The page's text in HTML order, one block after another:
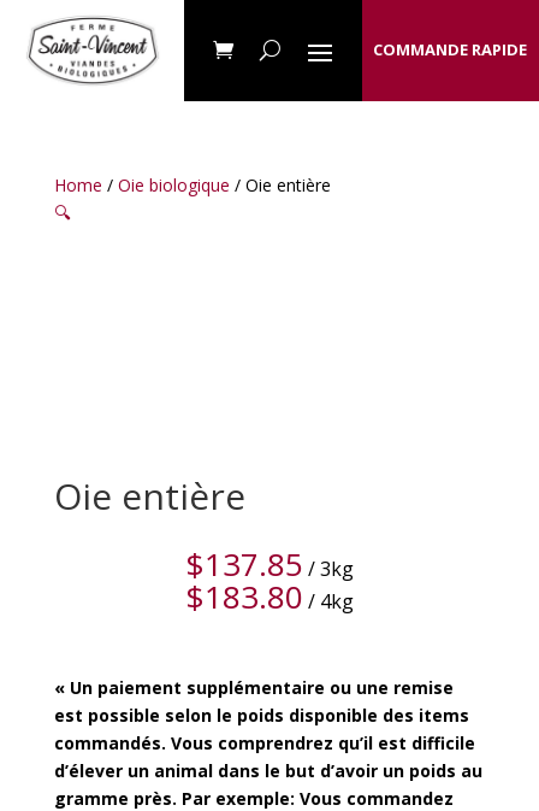
COMMANDE RAPIDE
Home / Oie biologique / Oie entière
🔍
Oie entière
$137.85 / 3kg
$183.80 / 4kg
« Un paiement supplémentaire ou une remise
est possible selon le poids disponible des items
commandés. Vous comprendrez qu’il est difficile
d’élever un animal dans le but d’avoir un poids au
gramme près. Par exemple: Vous commandez